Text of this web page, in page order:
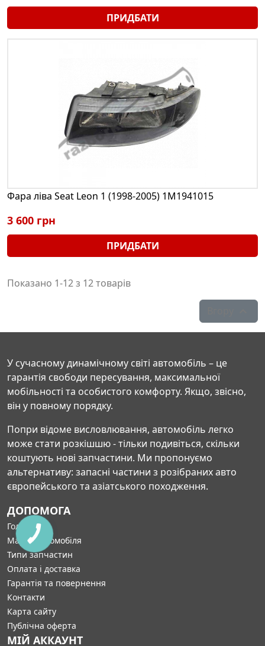
ПРИДБАТИ
Фара ліва Seat Leon 1 (1998-2005) 1M1941015
3 600 грн
ПРИДБАТИ
Показано 1-12 з 12 товарів
У сучасному динамічному світі автомобіль – це
гарантія свободи пересування, максимальної
мобільності та особистого комфорту. Якщо, звісно,
він у повному порядку.
Попри відоме висловлювання, автомобіль легко
може стати розкішшю - тільки подивіться, скільки
коштують нові запчастини. Ми пропонуємо
альтернативу: запасні частини з розібраних авто
європейського та азіатського походження.
ДОПОМОГА
Головна
Марка автомобіля
Типи запчастин
Оплата і доставка
Гарантія та повернення
Контакти
Карта сайту
Публічна оферта
МІЙ АККАУНТ